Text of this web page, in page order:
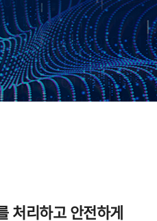
처리하고 안전하게